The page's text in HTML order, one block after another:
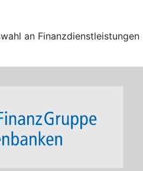
an Finanzdienstleistungen